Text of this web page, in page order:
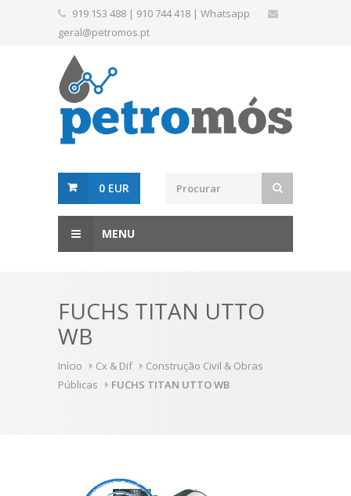
919 153 488 | 910 744 418 | Whatsapp
geral@petromos.pt
0 EUR
MENU
FUCHS TITAN UTTO
WB
Início Cx & Dif
Construção Civil & Obras
Públicas
FUCHS TITAN UTTO WB